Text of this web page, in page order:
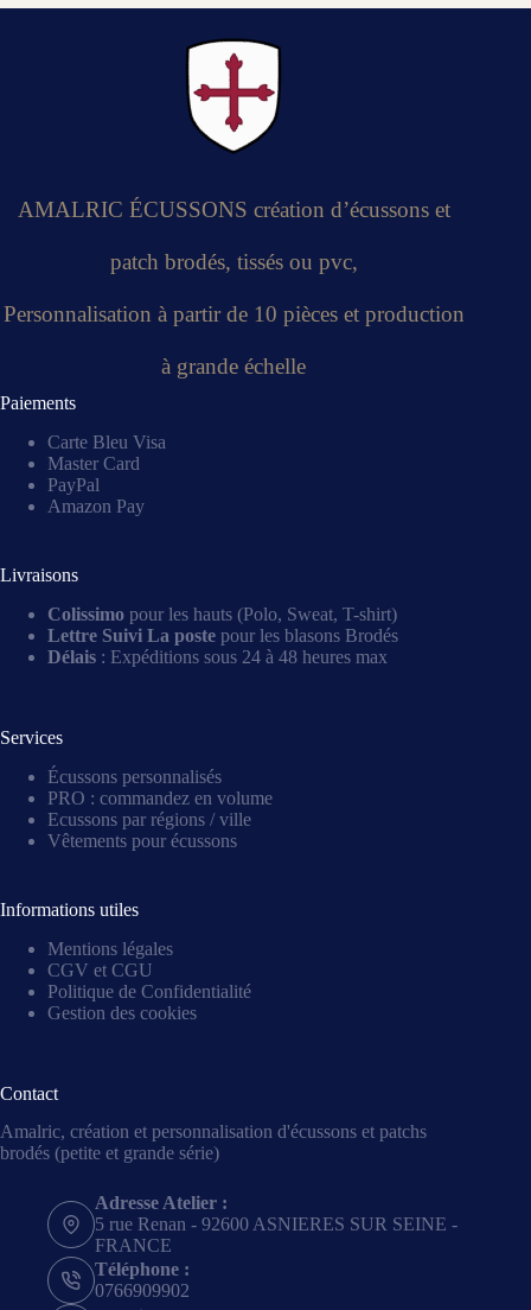
AMALRIC ÉCUSSONS création d’écussons et
patch brodés, tissés ou pvc,
Personnalisation à partir de 10 pièces et production
à grande échelle
Paiements
Carte Bleu Visa
Master Card
PayPal
Amazon Pay
Livraisons
Colissimo pour les hauts (Polo, Sweat, T-shirt)
Lettre Suivi La poste pour les blasons Brodés
Délais : Expéditions sous 24 à 48 heures max
Services
Écussons personnalisés
PRO : commandez en volume
Ecussons par régions / ville
Vêtements pour écussons
Informations utiles
Mentions légales
CGV et CGU
Politique de Confidentialité
Gestion des cookies
Contact
Amalric, création et personnalisation d'écussons et patchs
brodés (petite et grande série)
Adresse Atelier :
5 rue Renan - 92600 ASNIERES SUR SEINE -
FRANCE
Téléphone :
0766909902